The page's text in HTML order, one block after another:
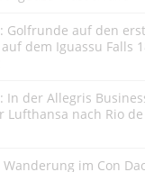
Golfrunde auf den
dem Iguassu Falls
In der Allegris
Lufthansa nach Rio de
im Con